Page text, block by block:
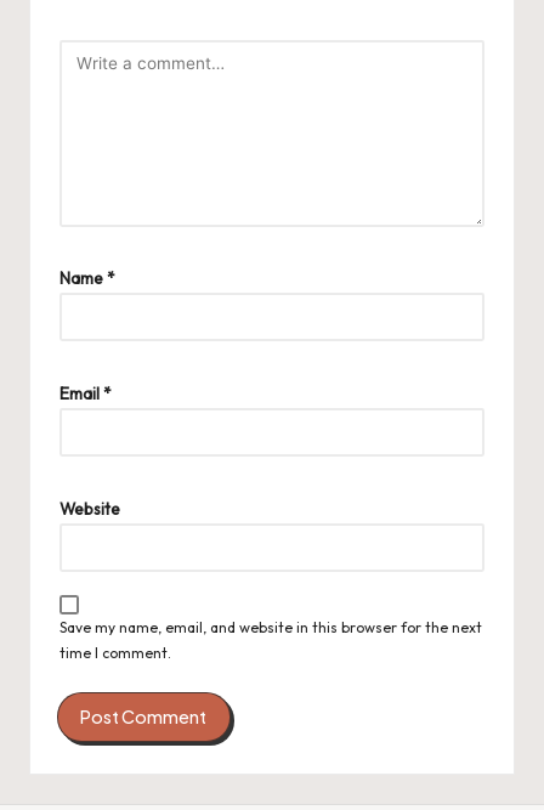
Name*
Email*
Website
Save my name, email, and website in this browser for the next
time I comment.